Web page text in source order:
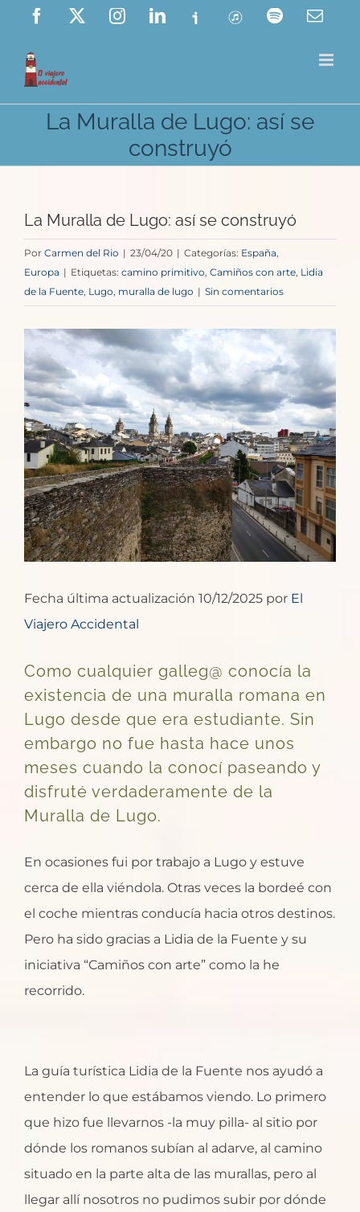
Saltar
contenido
Facebook InstagramLinkedIn
Ivoox ITunes Spotify
La Muralla de Lugo: así se
construyó
La Muralla de Lugo: así se construyó
Por Carmen del Rio | 23/04/20 | Categorías: España
Europa | Etiquetas: camino primitivo Camiños con arte Lidia
de la Fuente Lugo muralla de lugo | Sin comentarios
imagen
más
grande
Fecha última actualización 10/12/2025 por El
Viajero Accidental
Como cualquier galleg@ conocía la
existencia de una muralla romana en
Lugo desde que era estudiante. Sin
embargo no fue hasta hace unos
meses cuando la conocí paseando y
disfruté verdaderamente de la
Muralla de Lugo.
En ocasiones fui por trabajo a Lugo y estuve
cerca de ella viéndola. Otras veces la bordeé con
el coche mientras conducía hacia otros destinos.
Pero ha sido gracias a Lidia de la Fuente y su
iniciativa “Camiños con arte” como la he
recorrido.
La guía turística Lidia de la Fuente nos ayudó a
entender lo que estábamos viendo. Lo primero
que hizo fue llevarnos -la muy pilla- al sitio por
dónde los romanos subían al adarve, al camino
situado en la parte alta de las murallas, pero al
llegar allí nosotros no pudimos subir por dónde